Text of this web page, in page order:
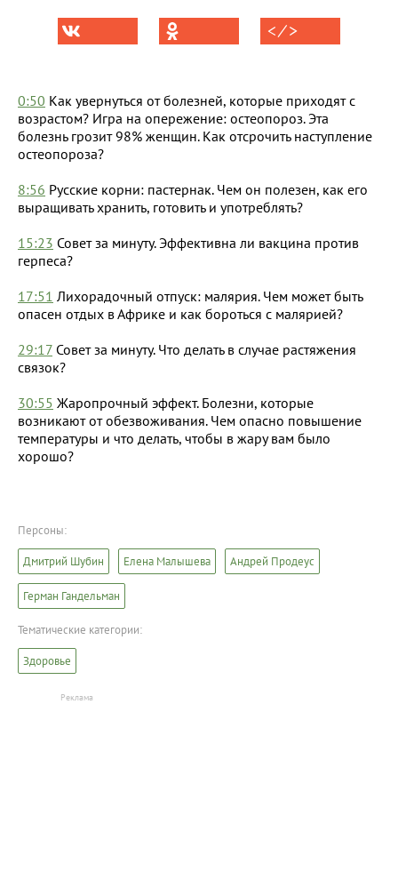
< ⁄ >
0:50 Как увернуться от болезней, которые приходят с
возрастом? Игра на опережение: остеопороз. Эта
болезнь грозит 98% женщин. Как отсрочить наступление
остеопороза?
8:56 Русские корни: пастернак. Чем он полезен, как его
выращивать хранить, готовить и употреблять?
15:23 Совет за минуту. Эффективна ли вакцина против
герпеса?
17:51 Лихорадочный отпуск: малярия. Чем может быть
опасен отдых в Африке и как бороться с малярией?
29:17 Совет за минуту. Что делать в случае растяжения
связок?
30:55 Жаропрочный эффект. Болезни, которые
возникают от обезвоживания. Чем опасно повышение
температуры и что делать, чтобы в жару вам было
хорошо?
Персоны:
Дмитрий Шубин Елена Малышева Андрей Продеус
Герман Гандельман
Тематические категории:
Здоровье